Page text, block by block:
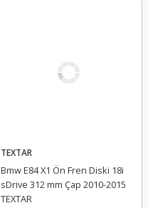
TEXTAR
Bmw E84 X1 Ön Fren Diski 18i
sDrive 312 mm Çap 2010-2015
TEXTAR